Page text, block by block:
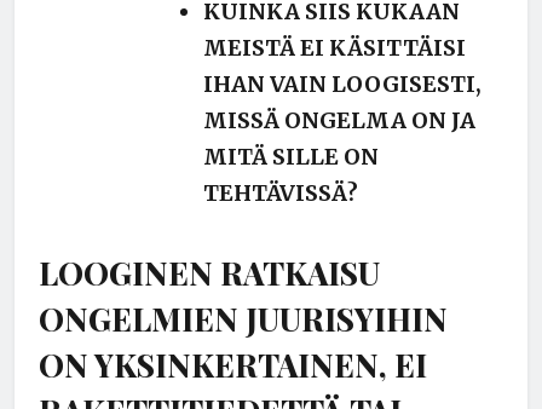
KUINKA SIIS KUKAAN
MEISTÄ EI KÄSITTÄISI
IHAN VAIN LOOGISESTI,
MISSÄ ONGELMA ON JA
MITÄ SILLE ON
TEHTÄVISSÄ?
LOOGINEN RATKAISU
ONGELMIEN JUURISYIHIN
ON YKSINKERTAINEN, EI